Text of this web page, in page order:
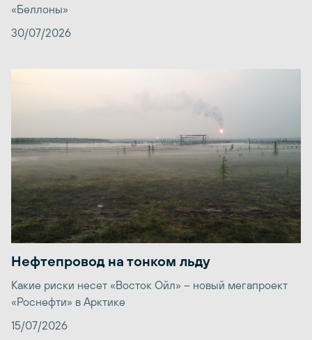
«Беллоны»
30/07/2026
Нефтепровод на тонком льду
Какие риски несет «Восток Ойл» – новый мегапроект
«Роснефти» в Арктике
15/07/2026